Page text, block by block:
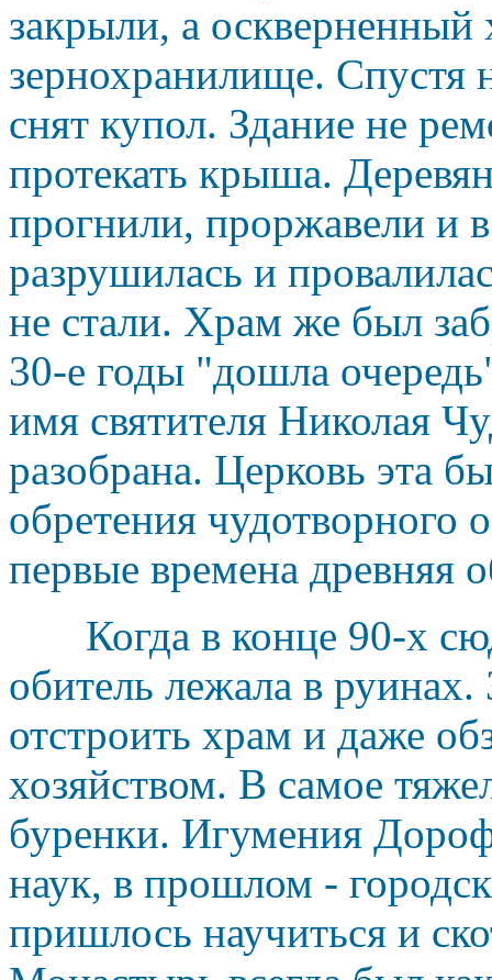
закрыли, а оскверненный
зернохранилище. Спустя
снят купол. Здание не
протекать крыша.
прогнили, проржавели и
разрушилась и
не стали. Храм же был
30-е годы "дошла
имя святителя Николая
разобрана. Церковь эта
обретения чудотворного
первые времена древняя
Когда в конце 90-х
обитель лежала в
отстроить храм и даже
хозяйством. В самое
буренки. Игумения
наук, в прошлом -
пришлось научиться и